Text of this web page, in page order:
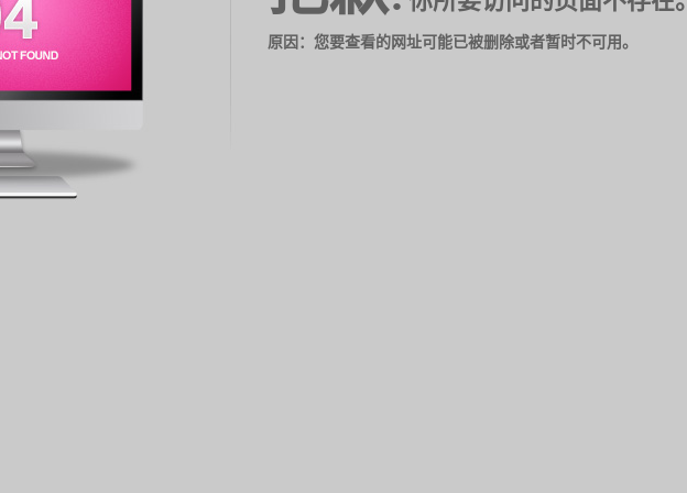
原因：您要查看的网址可能已被删除或者暂时不可用。